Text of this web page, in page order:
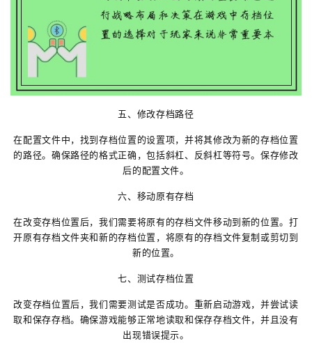
五、修改存档路径
在配置文件中，找到存档位置的设置项，并将其修改为新的存档位置
的路径。确保路径的格式正确，包括斜杠、反斜杠等符号。保存修改
后的配置文件。
六、移动原有存档
在改变存档位置后，我们需要将原有的存档文件移动到新的位置。打
开原有存档文件夹和新的存档位置，将原有的存档文件复制或剪切到
新的位置。
七、测试存档位置
改变存档位置后，我们需要测试是否成功。重新启动游戏，并尝试读
取和保存存档。确保游戏能够正常地读取和保存存档文件，并且没有
出现错误提示。